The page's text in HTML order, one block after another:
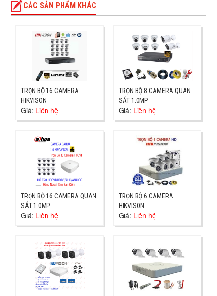
CÁC SẢN PHẨM KHÁC
TRỌN BỘ 16 CAMERA
HIKVISON
Giá: Liên hệ
TRỌN BỘ 8 CAMERA QUAN
SÁT 1.0MP
Giá: Liên hệ
TRỌN BỘ 16 CAMERA QUAN
SÁT 1.0MP
Giá: Liên hệ
TRỌN BỘ 6 CAMERA
HIKVISON
Giá: Liên hệ